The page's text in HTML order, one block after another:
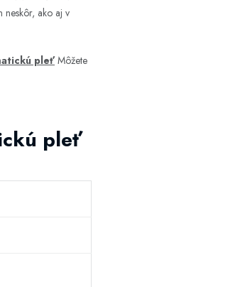
neskôr, ako aj v
pleťMôžete
pleť